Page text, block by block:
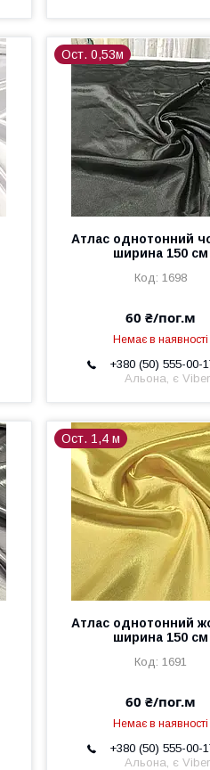
Ост. 0,53м
Атлас однотонний
ширина 150 см
1698
60 ₴/пог.м
Немає в наявності
+380 (50) 555-00-
Альона, є Viber
Ост. 1,4 м
Атлас однотонний
ширина 150 см
1691
60 ₴/пог.м
Немає в наявності
+380 (50) 555-00-
Альона, є Viber